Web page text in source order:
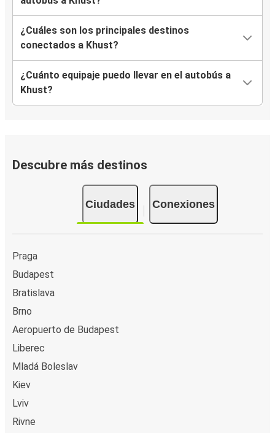
¿Cuáles son los principales destinos
conectados a Khust?
¿Cuánto equipaje puedo llevar en el autobús a
Khust?
Descubre más destinos
Ciudades Conexiones
Praga
Budapest
Bratislava
Brno
Aeropuerto de Budapest
Liberec
Mladá Boleslav
Kiev
Lviv
Rivne